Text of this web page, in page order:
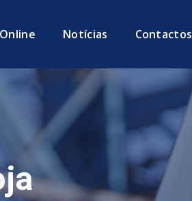
Notícias Contactos